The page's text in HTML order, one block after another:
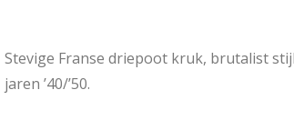
Stevige Franse driepoot kruk, brutalist
jaren ’40/’50.